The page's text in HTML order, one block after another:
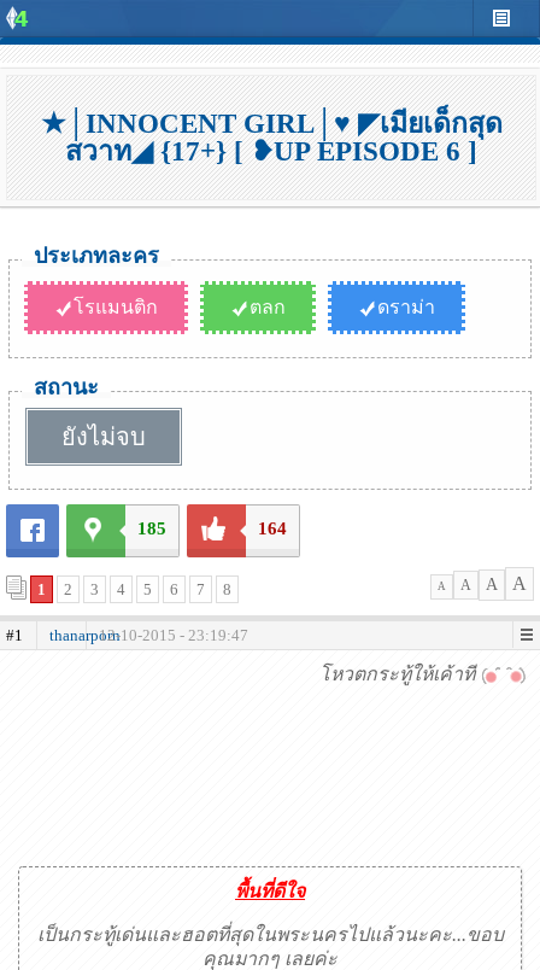
★│INNOCENT GIRL│♥ ◤เมียเด็กสุด
สวาท◢ {17+} [ ❥UP EPISODE 6 ]
ประเภทละคร
โรแมนติก ตลก ดราม่า
สถานะ
ยังไม่จบ
185 164
1 2 3 4 5 6 7 8 A A A A
#1 thanarporn12-10-2015 - 23:19:47
โหวตกระทู้ให้เค้าที
พื้นที่ดีใจ
เป็นกระทู้เด่นและฮอตที่สุดในพระนครไปแล้วนะคะ...ขอบ
คุณมากๆ เลยค่ะ